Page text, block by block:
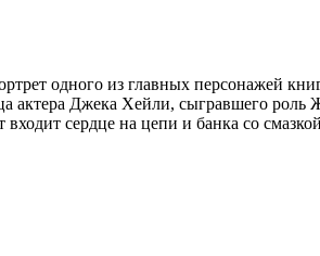
одного из главных персонажей
Джека Хейли, сыгравшего
сердце на цепи и банка со